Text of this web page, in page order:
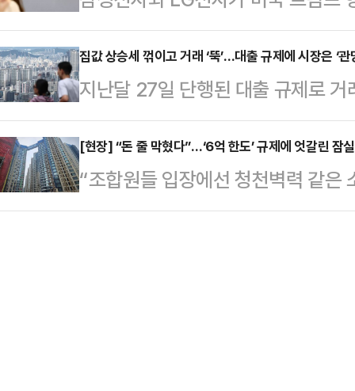
보방송통신위원회·산업통산…
하게 건강을 관리하고, 나아가 질병
의 비전이다.젤스, 병원 500여개·
스는 여러 디지털 헬스케어 솔루션
2016년 …
국내 전자업계 양대 축인 두 곳 모
반토막 났다. '어닝 쇼크'의 요인으
미국의 대중(對中) 제재 및 관세 여
요 시장 소비 심리 위축 등 모두 '대
결 기준 올해 2분기 영업이익이 4
원)보다 55.94% 감소한 것으로
집값 상승세 꺾이고 거래 ‘뚝’…대출 규제에 시장은 ‘관
지난달 27일 단행된 대출 규제로
라든 것으로 나타났다. 이 달 부터
단계 규제까지 시행되면서 매수 심
‘맛보기’에 불과하다고 평가했지만
다.8일 데일리안이 리얼투데이에
[현장] “돈 줄 막혔다”…‘6억 한도’ 규제에 엇갈린 잠실
“조합원들 입장에선 청천벽력 같은
세대인데 당장 어디서 자금을 마련